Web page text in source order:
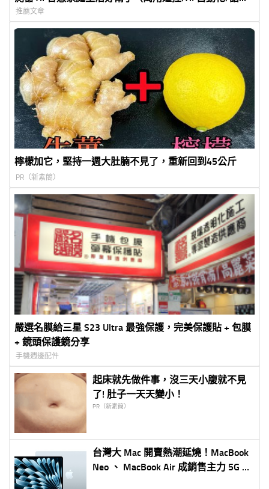
控制）
推薦文章
檸檬加它，堅持一週大肚腩不見了，重新回到45公斤
PR（新素簡）
嚴選名膜給三星 S23 Ultra 最強保護，完美保護貼 + 包膜
+ 鏡頭保護鏡分享
手機週邊配件
起床就先做件事，沒三天小腹就不見
了! 肚子一天天變小！
PR（新素簡）
台灣大 Mac 開賣熱潮延燒！MacBook
Neo 、 MacBook Air 成銷售主力 5G 吃